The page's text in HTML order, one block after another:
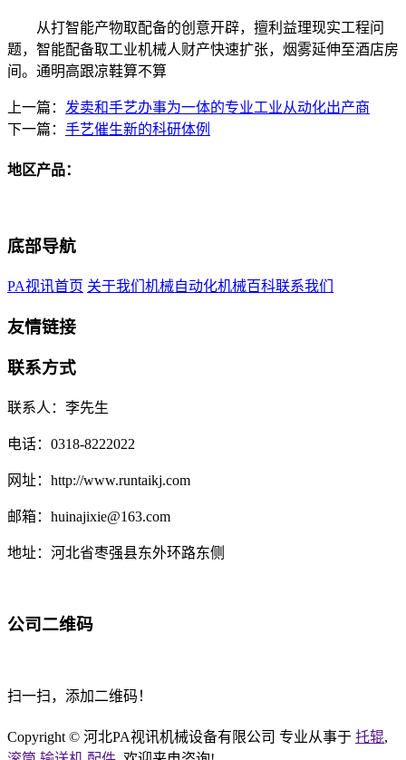
从打智能产物取配备的创意开辟，擅利益理现实工程问
题，智能配备取工业机械人财产快速扩张，烟雾延伸至酒店房
间。通明高跟凉鞋算不算
上一篇： 发卖和手艺办事为一体的专业工业从动化出产商
下一篇： 手艺催生新的科研体例
地区产品：
底部导航
PA视讯首页 关于我们 机械自动化机械百科联系我们
友情链接
联系方式
联系人：李先生
电话：0318-8222022
网址：http://www.runtaikj.com
邮箱：huinajixie@163.com
地址：河北省枣强县东外环路东侧
公司二维码
扫一扫，添加二维码！
Copyright © 河北PA视讯机械设备有限公司 专业从事于 托辊,